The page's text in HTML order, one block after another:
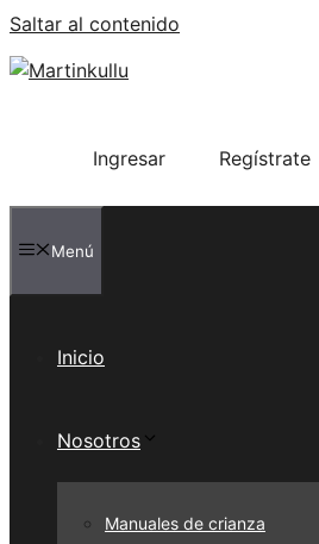
Saltar al contenido
Ingresar Regístrate
Menú
Inicio
Nosotros
Manuales de crianza